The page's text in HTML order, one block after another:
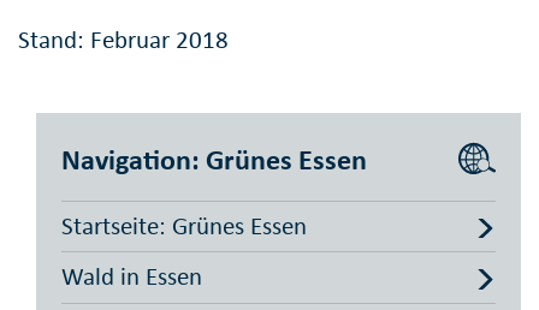
Stand: Februar 2018
Navigation: Grünes Essen
Startseite: Grünes Essen
Wald in Essen